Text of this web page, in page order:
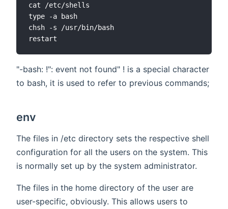
cat /etc/shells
type -a bash
chsh -s /usr/bin/bash
"-bash: !": event not found" ! is a special character
to bash, it is used to refer to previous commands;
env
The files in /etc directory sets the respective shell
configuration for all the users on the system. This
is normally set up by the system administrator.
The files in the home directory of the user are
user-specific, obviously. This allows users to